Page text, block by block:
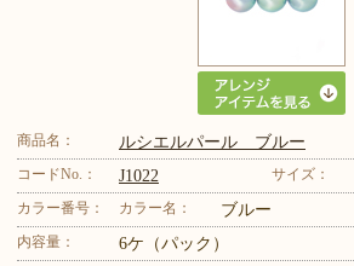
商品名： ルシエルパール ブルー
コードNo.： J1022 サイズ：
カラー番号： カラー名： ブルー
内容量： 6ケ（パック）